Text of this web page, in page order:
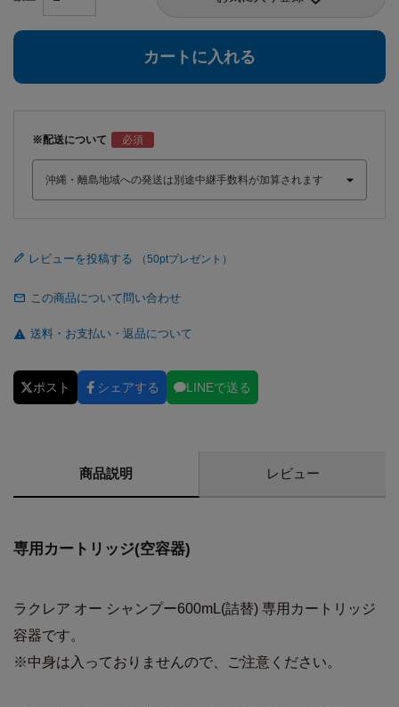
カートに入れる
※配送について
レビューを投稿する
この商品について問い合わせ
送料・お支払い・返品について
ポスト シェアする LINEで送る
商品説明 レビュー
専用カートリッジ(空容器)
ラクレア オー シャンプー600mL(詰替) 専用カートリッジ
容器です。
※中身は入っておりませんので、ご注意ください。